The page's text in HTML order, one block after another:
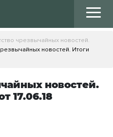
чрезвычайных новостей.
новостей. Итоги
новостей.
17.06.18